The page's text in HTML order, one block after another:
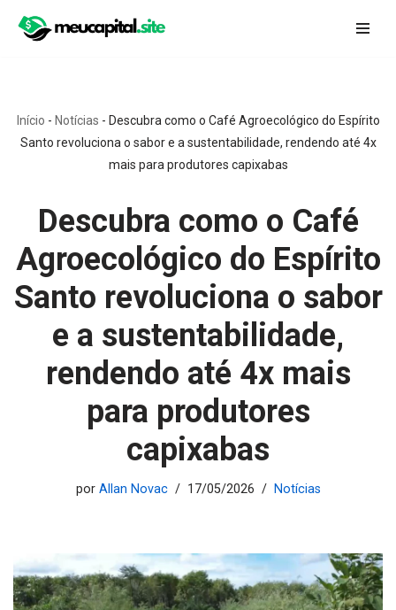
conteúdo
Início - Notícias - Descubra como o Café Agroecológico do Espírito
Santo revoluciona o sabor e a sustentabilidade, rendendo até 4x
mais para produtores capixabas
Descubra como o Café
Agroecológico do Espírito
Santo revoluciona o sabor
e a sustentabilidade,
rendendo até 4x mais
para produtores
capixabas
por Allan Novac 17/05/2026 Notícias